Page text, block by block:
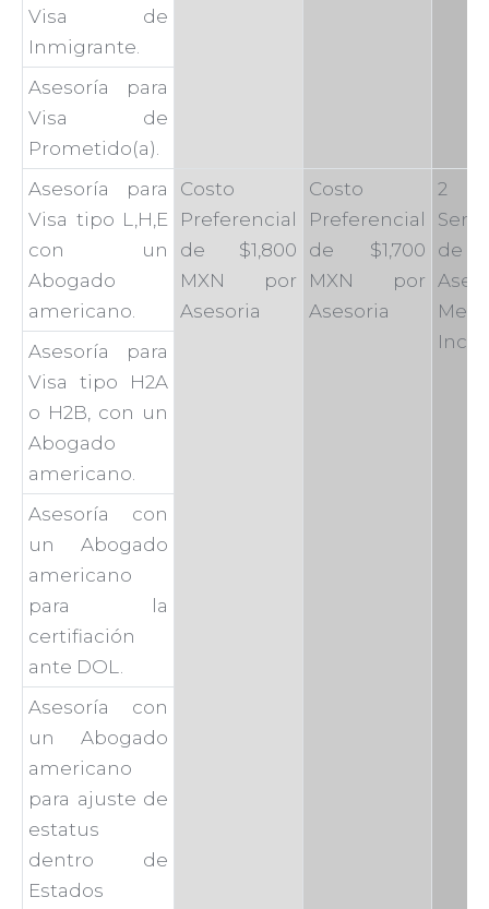
Visa de
Inmigrante.
Asesoría para
Visa de
Prometido(a).
Asesoría para
Visa tipo L,H,E
con un
Abogado
americano.
Costo
Preferencial
de $1,800
MXN por
Asesoria
Costo
Preferencial
de $1,700
MXN por
Asesoria
2
de
Asesoría para
Visa tipo H2A
o H2B, con un
Abogado
americano.
Asesoría con
un Abogado
americano
para la
certifiación
ante DOL.
Asesoría con
un Abogado
americano
para ajuste de
estatus
dentro de
Estados